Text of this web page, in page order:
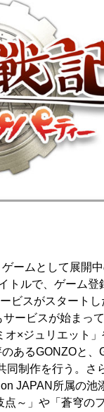
ームとして展開
トルで、ゲーム登
ビスがスタート
ービスが始まって
×ジュリエット
あるGONZOと、
同制作を行う。さ
JAPAN所属の池
～」や「蒼穹の